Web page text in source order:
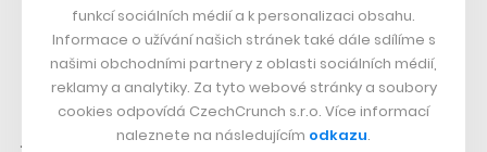
bych rád, aby náš zákazník ideálně nemusel jít pro boty
nikam jinam než k nám. Tento rok již některé nové
materiály představíme. Určitě chceme zůstat primárně
jako značka kvalitní kožené obuvi, ale pro některé
funkcí sociálních médií a k personalizaci obsahu.
Informace o užívání našich stránek také dále sdílíme s
našimi obchodními partnery z oblasti sociálních médií,
reklamy a analytiky. Za tyto webové stránky a soubory
cookies odpovídá CzechCrunch s.r.o. Více informací
naleznete na následujícím odkazu.